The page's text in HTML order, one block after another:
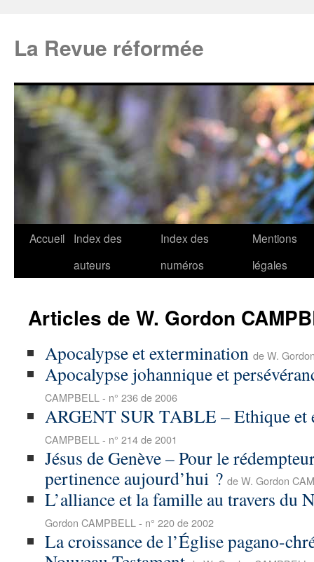
La Revue réformée
Accueil
Index des
auteurs
Index des
numéros
Mentions
légales
Articles de W. Gordon
Apocalypse et extermination de W.
Apocalypse johannique et
CAMPBELL - n° 236 de 2006
ARGENT SUR TABLE – Ethique et
CAMPBELL - n° 214 de 2001
Jésus de Genève – Pour le
pertinence aujourd’hui ? de W. Gordon
L’alliance et la famille au travers du
Gordon CAMPBELL - n° 220 de 2002
La croissance de l’Église pagano-